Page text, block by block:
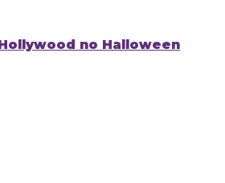
no Halloween